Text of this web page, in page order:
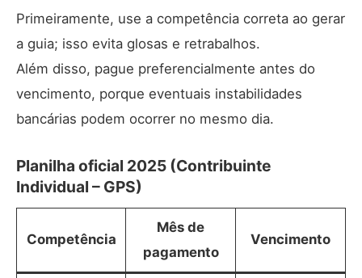
Primeiramente, use a competência correta ao gerar
a guia; isso evita glosas e retrabalhos.
Além disso, pague preferencialmente antes do
vencimento, porque eventuais instabilidades
bancárias podem ocorrer no mesmo dia.
Planilha oficial 2025 (Contribuinte
Individual – GPS)
Competência
Mês de
pagamento
Vencimento